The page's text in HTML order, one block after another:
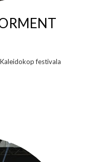
festivala